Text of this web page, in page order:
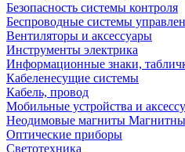
Безопасность системы контроля
Беспроводные системы
Вентиляторы и аксессуары
Инструменты электрика
Информационные знаки,
Кабеленесущие системы
Кабель, провод
Мобильные устройства и
Неодимовые магниты
Оптические приборы
Светотехника